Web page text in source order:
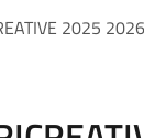
2025 2026